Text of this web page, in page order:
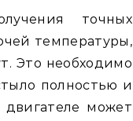
точных
температуры,
Это необходимо
полностью и
может